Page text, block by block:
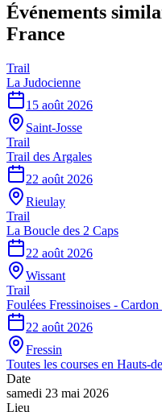
Événements
France
Trail
La Judocienne
15 août 2026
Saint-Josse
Trail
Trail des Argales
22 août 2026
Rieulay
Trail
La Boucle des 2 Caps
22 août 2026
Wissant
Trail
Foulées Fressinoises - Cardon
22 août 2026
Fressin
Toutes les courses en Hauts-
Date
samedi 23 mai 2026
Lieu